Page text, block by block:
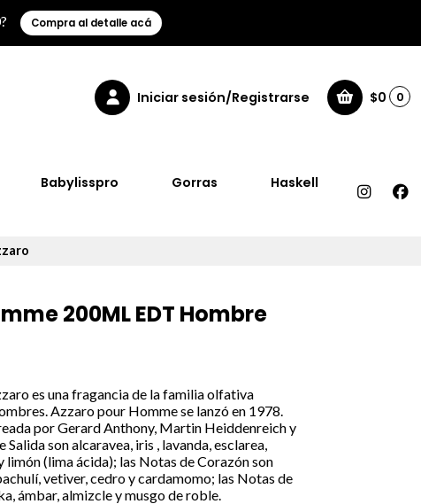
Compra al detalle acá
Iniciar sesión/Registrarse $0 0
Babylisspro Gorras Haskell
200ML EDT Hombre
es una fragancia de la familia olfativa
Azzaro pour Homme se lanzó en 1978.
por Gerard Anthony, Martin Heiddenreich y
son alcaravea, iris , lavanda, esclarea,
limón (lima ácida); las Notas de Corazón son
vetiver, cedro y cardamomo; las Notas de
ámbar, almizcle y musgo de roble.